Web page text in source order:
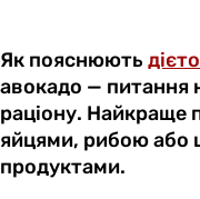
Як пояснюють
авокадо — питання
раціону. Найкраще
яйцями, рибою або
продуктами.